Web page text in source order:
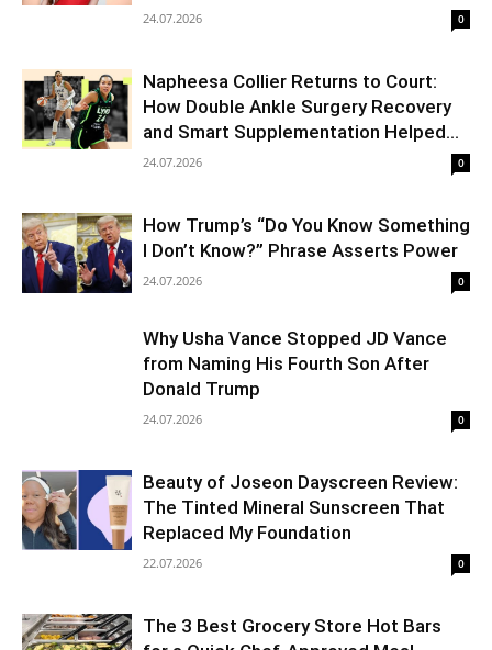
24.07.2026 0
Napheesa Collier Returns to Court:
How Double Ankle Surgery Recovery
and Smart Supplementation Helped...
24.07.2026 0
How Trump’s “Do You Know Something
I Don’t Know?” Phrase Asserts Power
24.07.2026 0
Why Usha Vance Stopped JD Vance
from Naming His Fourth Son After
Donald Trump
24.07.2026 0
Beauty of Joseon Dayscreen Review:
The Tinted Mineral Sunscreen That
Replaced My Foundation
22.07.2026 0
The 3 Best Grocery Store Hot Bars